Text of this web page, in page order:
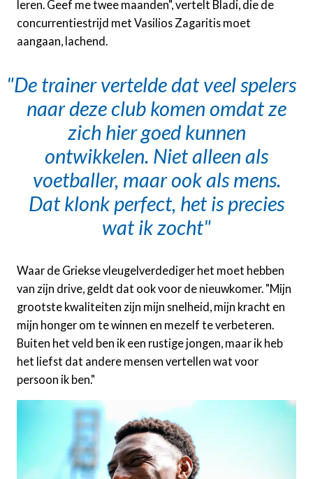
leren. Geef me twee maanden", vertelt Bladi, die de
concurrentiestrijd met Vasilios Zagaritis moet
aangaan, lachend.
De trainer vertelde dat veel spelers
naar deze club komen omdat ze
zich hier goed kunnen
ontwikkelen. Niet alleen als
voetballer, maar ook als mens.
Dat klonk perfect, het is precies
wat ik zocht
Waar de Griekse vleugelverdediger het moet hebben
van zijn drive, geldt dat ook voor de nieuwkomer. "Mijn
grootste kwaliteiten zijn mijn snelheid, mijn kracht en
mijn honger om te winnen en mezelf te verbeteren.
Buiten het veld ben ik een rustige jongen, maar ik heb
het liefst dat andere mensen vertellen wat voor
persoon ik ben."